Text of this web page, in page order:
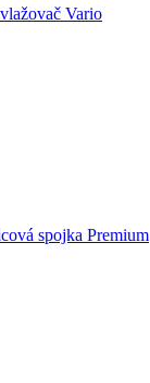
Vario
spojka Premium